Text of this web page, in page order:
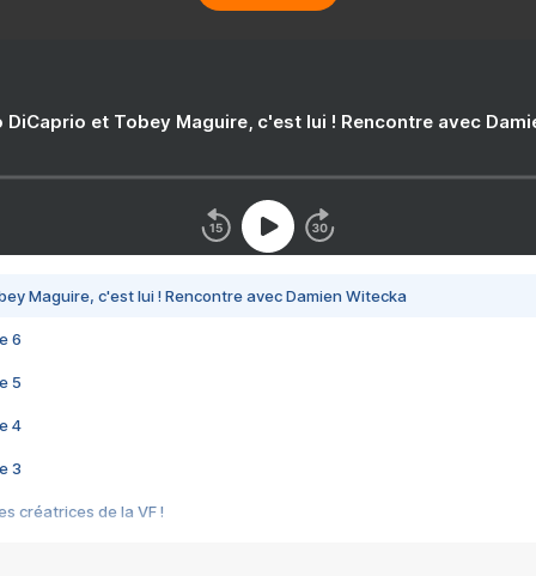
DiCaprio et Tobey Maguire, c'est lui ! Rencontre avec
Maguire, c'est lui ! Rencontre avec Damien Witecka
6
5
4
3
créatrices de la VF !